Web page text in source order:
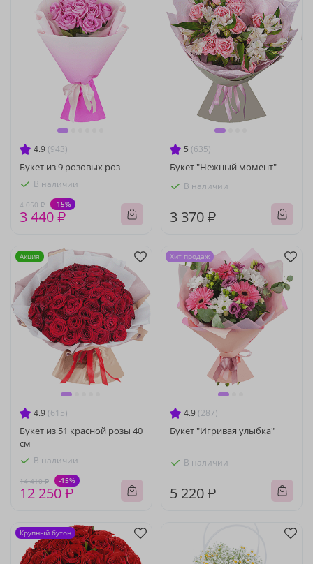
4.9 (943)
Букет из 9 розовых роз
В наличии
4 050 ₽ -15%
3 440 ₽
5 (635)
Букет "Нежный момент"
В наличии
3 370 ₽
4.9 (615)
Букет из 51 красной розы 40
см
В наличии
14 410 ₽ -15%
12 250 ₽
Акция
4.9 (287)
Букет "Игривая улыбка"
В наличии
5 220 ₽
Хит продаж
Крупный бутон